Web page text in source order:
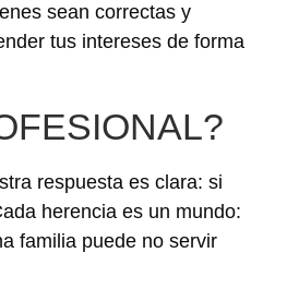
sean correctas y
tus intereses de forma
respuesta es clara: si
herencia es un mundo:
familia puede no servir